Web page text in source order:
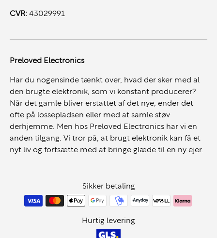
CVR: 43029991
Preloved Electronics
Har du nogensinde tænkt over, hvad der sker med al
den brugte elektronik, som vi konstant producerer?
Når det gamle bliver erstattet af det nye, ender det
ofte på lossepladsen eller med at samle støv
derhjemme. Men hos Preloved Electronics har vi en
anden tilgang. Vi tror på, at brugt elektronik kan få et
nyt liv og fortsætte med at bringe glæde til en ny ejer.
Sikker betaling
Hurtig levering